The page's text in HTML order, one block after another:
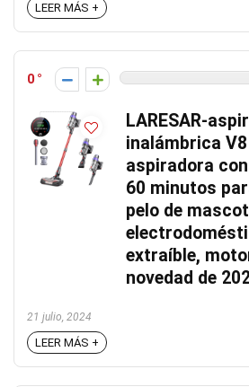
LEER MÁS +
0
LARESAR-
inalámbrica
aspiradora
60 minutos
pelo de
extraíble,
novedad de
21 julio, 2024
LEER MÁS +